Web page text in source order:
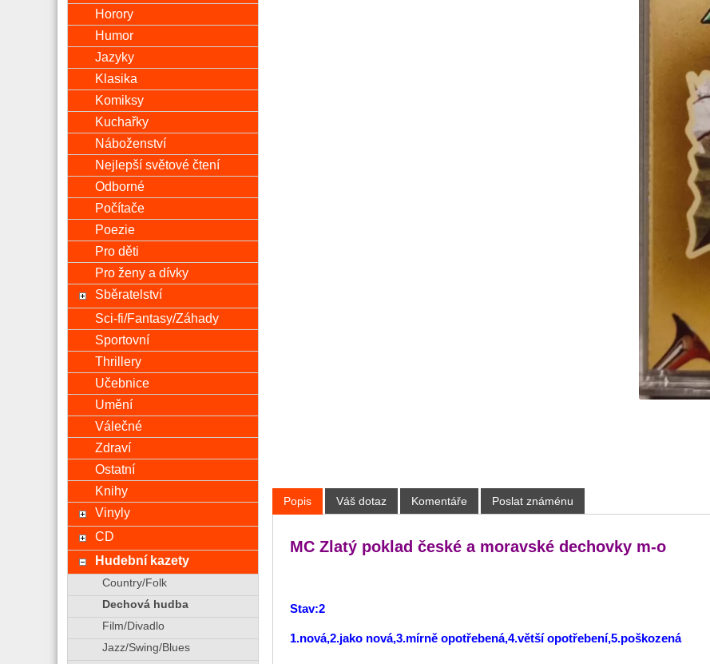
Popis Váš dotaz Komentáře Poslat známénu
MC Zlatý poklad české a moravské dechovky m-o
Stav:2
1.nová,2.jako nová,3.mírně opotřebená,4.větší opotřebení,5.poškozená
Horory
Humor
Jazyky
Klasika
Komiksy
Kuchařky
Náboženství
Nejlepší světové čtení
Odborné
Počítače
Poezie
Pro děti
Pro ženy a dívky
Sběratelství
Sci-fi/Fantasy/Záhady
Sportovní
Thrillery
Učebnice
Umění
Válečné
Zdraví
Ostatní
Knihy
Vinyly
CD
Hudební kazety
Country/Folk
Dechová hudba
Film/Divadlo
Jazz/Swing/Blues